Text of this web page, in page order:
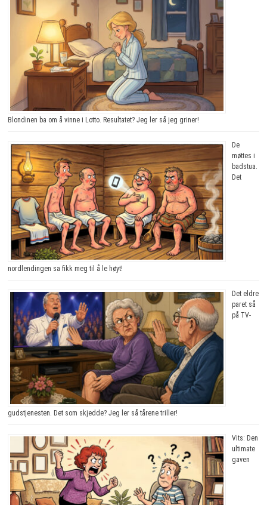
Blondinen ba om å vinne i Lotto. Resultatet? Jeg ler så jeg griner!
De
møttes i
badstua.
Det
nordlendingen sa fikk meg til å le høyt!
Det eldre
paret så
på TV-
gudstjenesten. Det som skjedde? Jeg ler så tårene triller!
Vits: Den
ultimate
gaven